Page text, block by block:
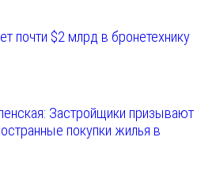
почти $2 млрд в бронетехнику
Застройщики призывают
покупки жилья в